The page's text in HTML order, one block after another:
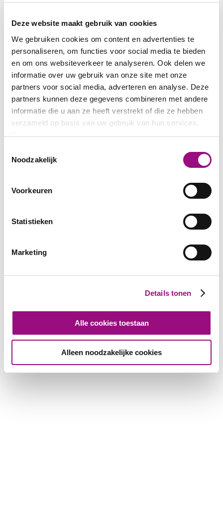
Deze website maakt gebruik van cookies
We gebruiken cookies om content en advertenties te
personaliseren, om functies voor social media te bieden
en om ons websiteverkeer te analyseren. Ook delen we
informatie over uw gebruik van onze site met onze
partners voor social media, adverteren en analyse. Deze
partners kunnen deze gegevens combineren met andere
informatie die u aan ze heeft verstrekt of die ze hebben
verzameld op basis van uw gebruik van hun services.
Privacystatement
Noodzakelijk
Voorkeuren
Statistieken
Marketing
Details tonen
Alle cookies toestaan
Alleen noodzakelijke cookies